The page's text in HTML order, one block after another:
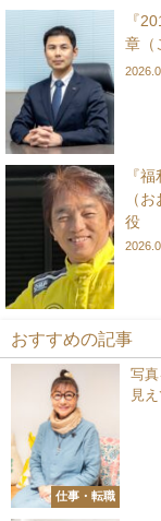
『
章（
『
（
役
おすすめの記事
仕事・転職
写
見